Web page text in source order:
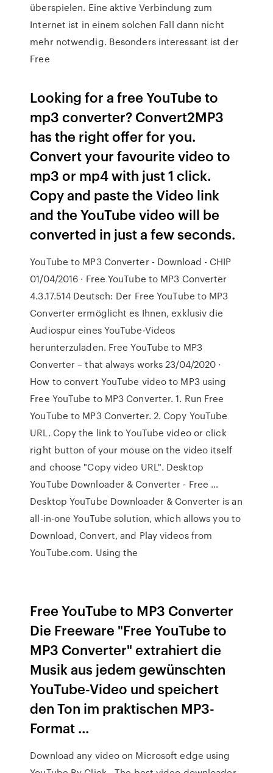
überspielen. Eine aktive Verbindung zum
Internet ist in einem solchen Fall dann nicht
mehr notwendig. Besonders interessant ist der
Free
Looking for a free YouTube to
mp3 converter? Convert2MP3
has the right offer for you.
Convert your favourite video to
mp3 or mp4 with just 1 click.
Copy and paste the Video link
and the YouTube video will be
converted in just a few seconds.
YouTube to MP3 Converter - Download - CHIP
01/04/2016 · Free YouTube to MP3 Converter
4.3.17.514 Deutsch: Der Free YouTube to MP3
Converter ermöglicht es Ihnen, exklusiv die
Audiospur eines YouTube-Videos
herunterzuladen. Free YouTube to MP3
Converter – that always works 23/04/2020 ·
How to convert YouTube video to MP3 using
Free YouTube to MP3 Converter. 1. Run Free
YouTube to MP3 Converter. 2. Copy YouTube
URL. Copy the link to YouTube video or click
right button of your mouse on the video itself
and choose "Copy video URL". Desktop
YouTube Downloader & Converter - Free …
Desktop YouTube Downloader & Converter is an
all-in-one YouTube solution, which allows you to
Download, Convert, and Play videos from
YouTube.com. Using the
Free YouTube to MP3 Converter
Die Freeware "Free YouTube to
MP3 Converter" extrahiert die
Musik aus jedem gewünschten
YouTube-Video und speichert
den Ton im praktischen MP3-
Format …
Download any video on Microsoft edge using